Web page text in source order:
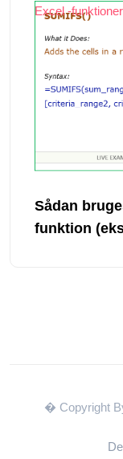
Excel -funktioner
Sådan
funktion
� Copyright